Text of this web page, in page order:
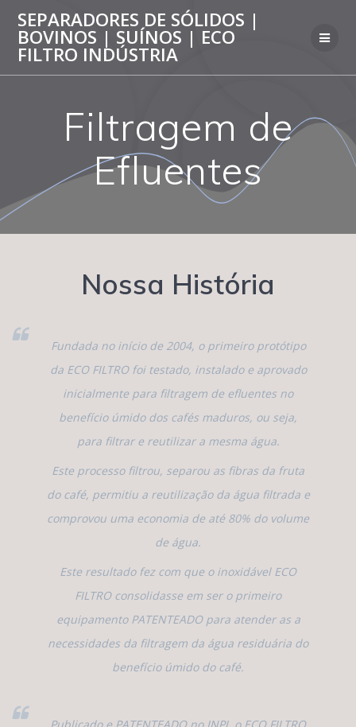
Skip
to
content
SEPARADORES DE SÓLIDOS |
BOVINOS | SUÍNOS | ECO
FILTRO INDÚSTRIA
Filtragem de
Efluentes
Nossa História
Fundada no início de 2004, o primeiro protótipo
da ECO FILTRO foi testado, instalado e aprovado
inicialmente para filtragem de efluentes no
benefício úmido dos cafés maduros, ou seja,
para filtrar e reutilizar a mesma água.
Este processo filtrou, separou as fibras da fruta
do café, permitiu a reutilização da água filtrada e
comprovou uma economia de até 80% do volume
de água.
Este resultado fez com que o inoxidável ECO
FILTRO consolidasse em ser o primeiro
equipamento PATENTEADO para atender as a
necessidades da filtragem da água residuária do
benefício úmido do café.